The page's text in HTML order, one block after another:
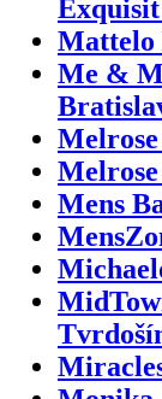
Mattelo
Me &
Mens